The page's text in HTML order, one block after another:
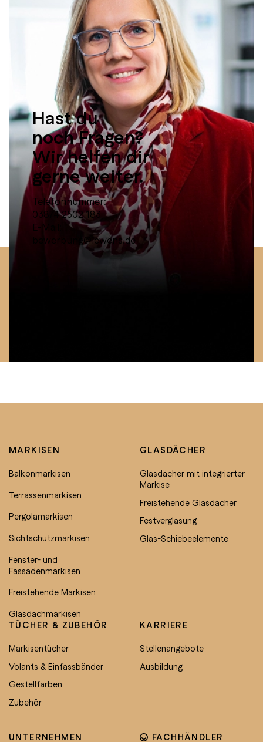
Hast du
noch Fragen?
Wir helfen dir
gerne weiter.
Telefonnummer:
03874 2502 183
E-Mail:
bewerbung@lewens.de
UNTERNEHMEN
MARKISEN
Balkonmarkisen
Terrassenmarkisen
Pergolamarkisen
Sichtschutzmarkisen
Fenster- und
Fassadenmarkisen
Freistehende Markisen
Glasdachmarkisen
GLASDÄCHER
Glasdächer mit integrierter
Markise
Freistehende Glasdächer
Festverglasung
Glas-Schiebeelemente
TÜCHER & ZUBEHÖR
Markisentücher
Volants & Einfassbänder
Gestellfarben
Zubehör
KARRIERE
Stellenangebote
Ausbildung
FACHHÄNDLER